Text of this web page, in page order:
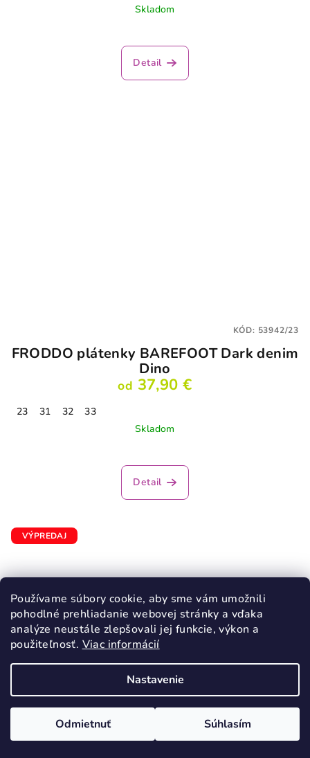
Používame súbory cookie, aby sme vám umožnili
pohodlné prehliadanie webovej stránky a vďaka
analýze neustále zlepšovali jej funkcie, výkon a
použiteľnosť. Viac informácií
Nastavenie
Odmietnuť Súhlasím
Skladom
Detail
FRODDO plátenky BAREFOOT Dark denim
Dino
od 37,90 €
23 31 32
33
Skladom
Detail
KÓD: 53942/23
VÝPREDAJ